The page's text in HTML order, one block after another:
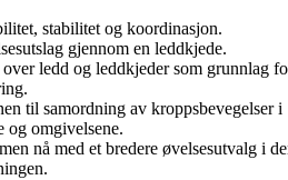
stabilitet og koordinasjon.
gjennom en leddkjede.
ledd og leddkjeder som grunnlag
til samordning av kroppsbevegelser i
og omgivelsene.
nå med et bredere øvelsesutvalg i